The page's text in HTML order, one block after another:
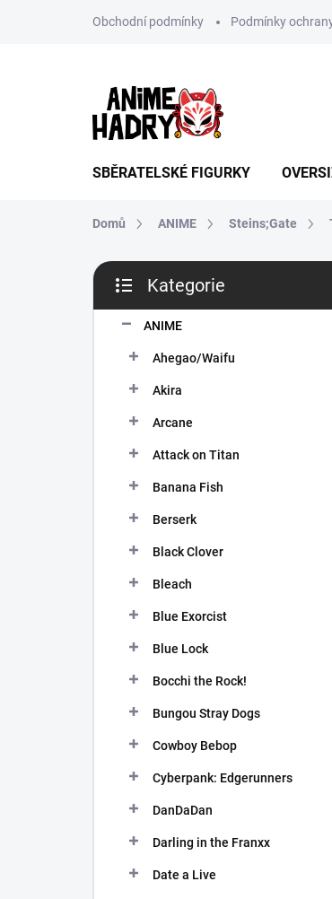
Obchodní podmínky Podmínky
SBĚRATELSKÉ FIGURKY
Domů ANIME Steins;Gate
P
s
kategorie
Kategorie
ANIME
Ahegao/Waifu
Akira
Arcane
Attack on Titan
Banana Fish
Berserk
Black Clover
Bleach
Blue Exorcist
Blue Lock
Bocchi the Rock!
Bungou Stray Dogs
Cowboy Bebop
Cyberpank: Edgerunners
DanDaDan
Darling in the Franxx
Date a Live